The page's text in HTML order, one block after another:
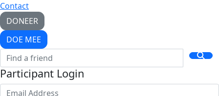
Contact
DONEER
DOE MEE
Participant Login